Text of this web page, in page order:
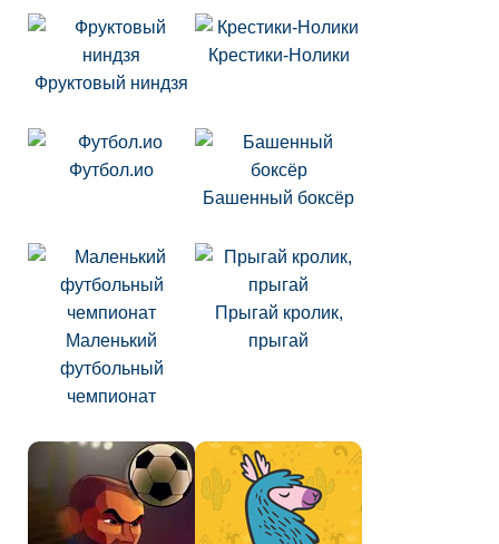
Фруктовый ниндзя
Крестики-Нолики
Футбол.ио
Башенный боксёр
Маленький
футбольный
чемпионат
Прыгай кролик,
прыгай